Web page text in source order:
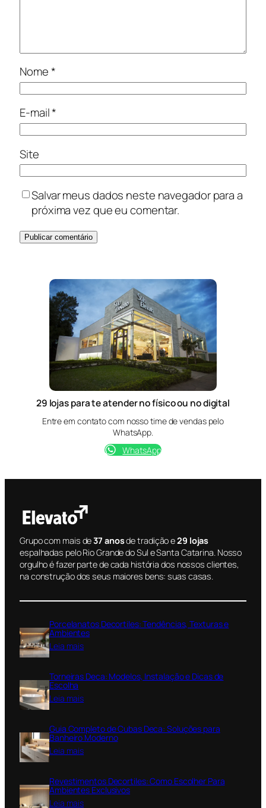
Nome*
E-mail*
Site
Salvar meus dados neste navegador para a
próxima vez que eu comentar.
29 lojas para te atender no físico ou no digital
Entre em contato com nosso time de vendas pelo
WhatsApp.
WhatsApp
Grupo com mais de37 anosde tradição e29 lojas
espalhadas pelo Rio Grande do Sul e Santa Catarina. Nosso
orgulho é fazer parte de cada história dos nossos clientes,
na construção dos seus maiores bens: suas casas.
Porcelanatos Decortiles: Tendências, Texturas e
Ambientes
Leia mais:
r
e
n
t
s
D
e
Torneiras Deca: Modelos, Instalação e Dicas de
Escolha
Leia mais:
r
n
e
a
Guia Completo de Cubas Deca: Soluções para
Banheiro Moderno
Leia mais:
i
a
Revestimentos Decortiles: Como Escolher Para
Ambientes Exclusivos
Leia mais: